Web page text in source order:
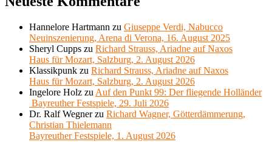
Hannelore Hartmann zu Giuseppe Verdi, Nabucco
Neuinszenierung, Arena di Verona, 16. August 2025
Sheryl Cupps zu Richard Strauss, Ariadne auf Naxos
Haus für Mozart, Salzburg, 2. August 2026
Klassikpunk zu Richard Strauss, Ariadne auf Naxos
Haus für Mozart, Salzburg, 2. August 2026
Ingelore Holz zu Auf den Punkt 99: Der fliegende Holländer
Bayreuther Festspiele, 29. Juli 2026
Dr. Ralf Wegnerzu Richard Wagner, Götterdämmerung,
Christian Thielemann
Bayreuther Festspiele, 1. August 2026